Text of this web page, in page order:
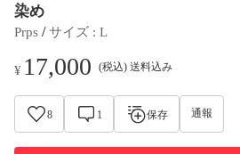
染め
Prps / サイズ : L
¥ 17,000 (税込) 送料込み
8 1 保存 通報